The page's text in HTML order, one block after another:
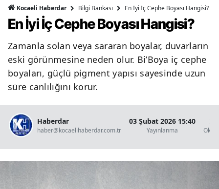
Kocaeli Haberdar Bilgi Bankası En İyi İç Cephe Boyası Hangisi?
En İyi İç Cephe Boyası Hangisi?
Zamanla solan veya sararan boyalar, duvarların
eski görünmesine neden olur. Bi’Boya iç cephe
boyaları, güçlü pigment yapısı sayesinde uzun
süre canlılığını korur.
Haberdar
haber@kocaelihaberdar.com.tr
03 Şubat 2026 15:40
Yayınlanma
2